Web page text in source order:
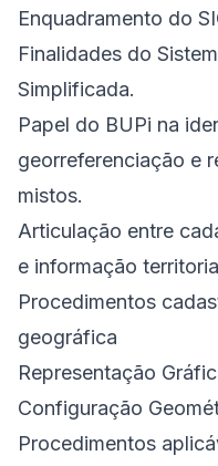
Enquadramento do
Finalidades do
Simplificada.
Papel do BUPi na
georreferenciação e
mistos.
Articulação entre
e informação
Procedimentos
geográfica
Representação
Configuração
Procedimentos